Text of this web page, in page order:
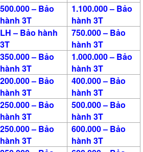
500.000 – Bảo
hành 3T
1.100.000 – Bảo
hành 3T
LH – Bảo hành
3T
750.000 – Bảo
hành 3T
350.000 – Bảo
hành 3T
1.000.000 – Bảo
hành 3T
200.000 – Bảo
hành 3T
400.000 – Bảo
hành 3T
250.000 – Bảo
hành 3T
500.000 – Bảo
hành 3T
250.000 – Bảo
hành 3T
600.000 – Bảo
hành 3T